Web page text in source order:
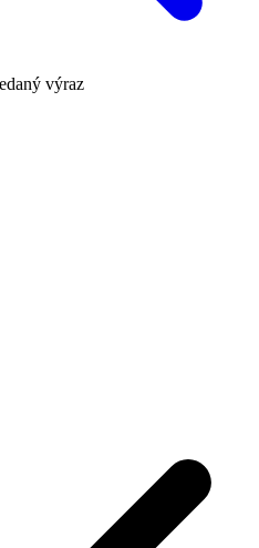
výraz